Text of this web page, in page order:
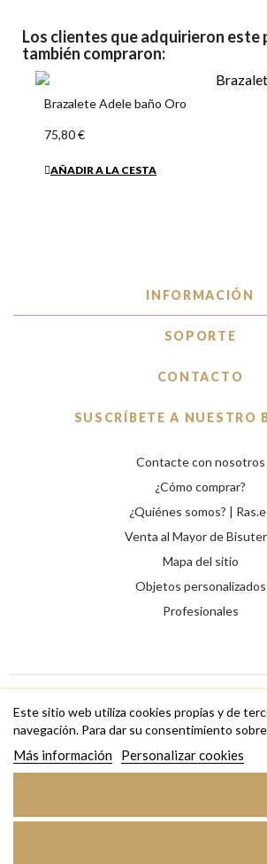
Los clientes que adquirieron este
también compraron:
Brazalete Adele baño Oro
75,80 €
AÑADIR A LA CESTA
Este sitio web utiliza cookies propias y de
navegación. Para dar su consentimiento
Más información Personalizar cookies
INFORMACIÓN
SOPORTE
CONTACTO
SUSCRÍBETE A NUESTRO
Contacte con nosotros
¿Cómo comprar?
¿Quiénes somos? |
Venta al Mayor de
Mapa del sitio
Objetos personalizados
Profesionales
Copyright © 2026 RAS Bisutería de
pulseras y complementos